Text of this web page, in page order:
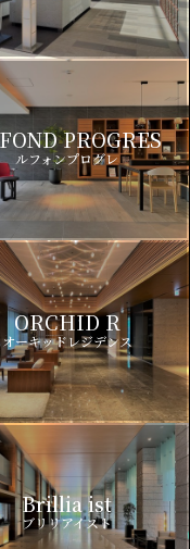
PROGRES
ルフォンプログレ
ORCHID R
オーキッドレジデンス
Brillia ist
ブリリアイスト